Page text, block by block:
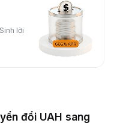
lời
đổi UAH sang